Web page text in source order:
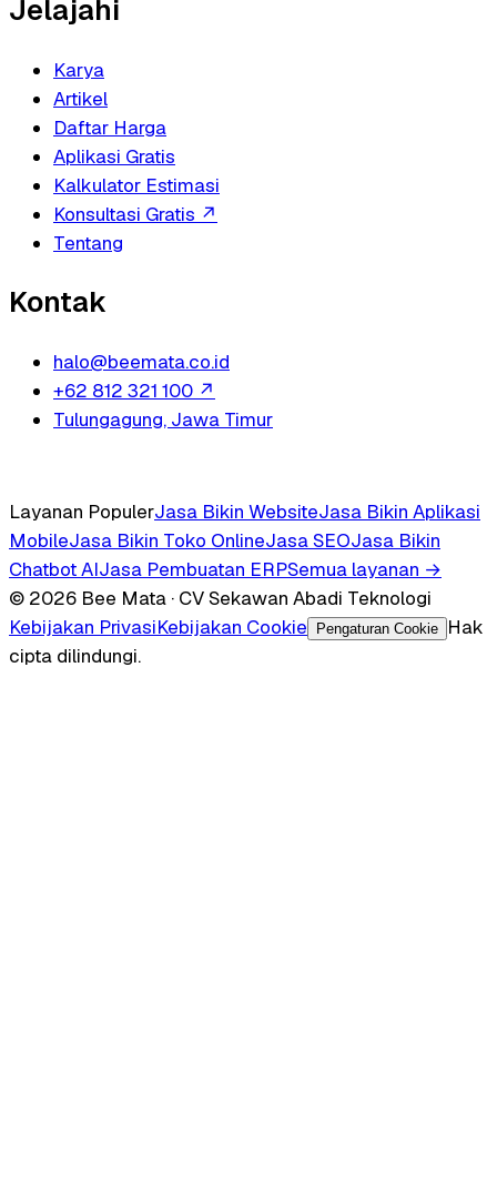
Jelajahi
Karya
Artikel
Daftar Harga
Aplikasi Gratis
Kalkulator Estimasi
Konsultasi Gratis ↗
Tentang
Kontak
halo@beemata.co.id
+62 812 321 100 ↗
Tulungagung, Jawa Timur
Layanan PopulerJasa Bikin WebsiteJasa Bikin Aplikasi
MobileJasa Bikin Toko OnlineJasa SEOJasa Bikin
Chatbot AIJasa Pembuatan ERPSemua layanan →
© 2026 Bee Mata · CV Sekawan Abadi Teknologi
Kebijakan PrivasiKebijakan Cookie Pengaturan Cookie
Hak
cipta dilindungi.